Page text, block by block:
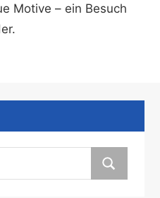
Motive – ein Besuch